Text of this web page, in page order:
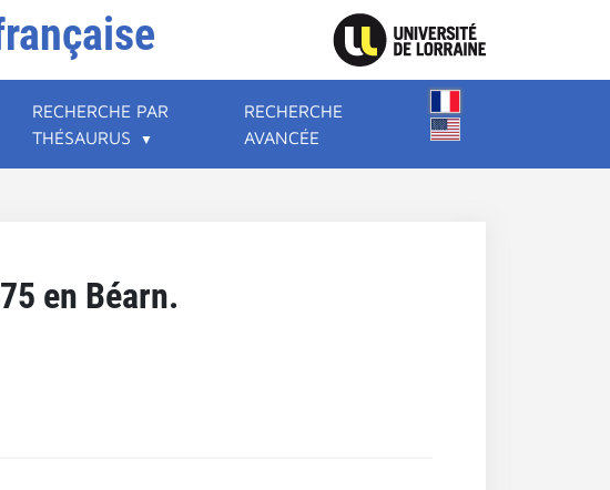
RECHERCHE PAR
THÉSAURUS
RECHERCHE
AVANCÉE
en Béarn.